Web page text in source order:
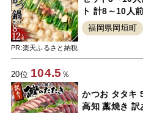
PR:楽天ふるさと納税
ト 計8～10人
ンセット 8～
ホルモン ちゃ
福岡県岡垣町
20位 104.5 ％
かつお タタキ
高知 藁焼き 訳